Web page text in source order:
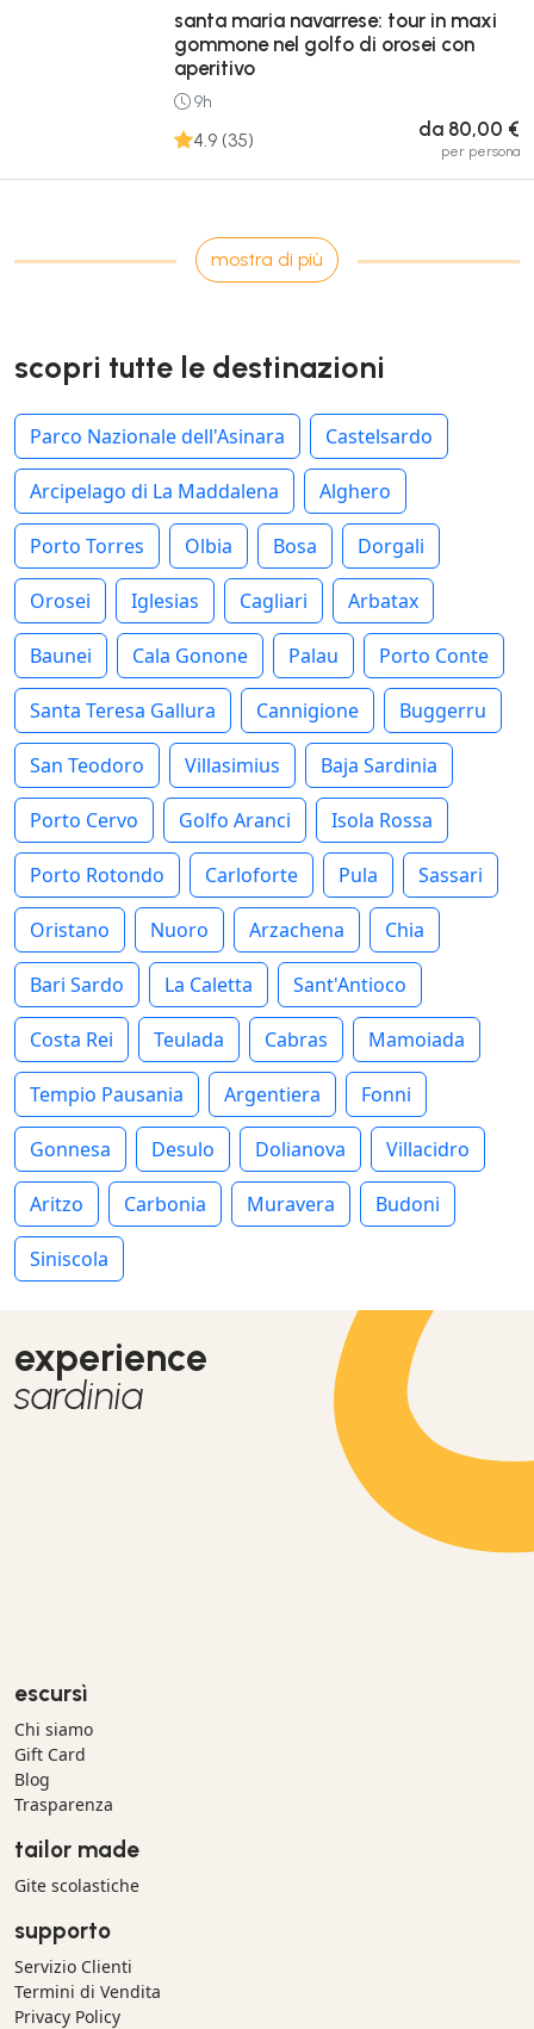
santa maria navarrese: tour in maxi
gommone nel golfo di orosei con
aperitivo
9h
4.9 (35) da 80,00 €
per persona
mostra di più
scopri tutte le destinazioni
Parco Nazionale dell'Asinara Castelsardo
Arcipelago di La Maddalena Alghero
Porto Torres Olbia Bosa Dorgali
Orosei Iglesias Cagliari Arbatax
Baunei Cala Gonone Palau Porto Conte
Santa Teresa Gallura Cannigione Buggerru
San Teodoro Villasimius Baja Sardinia
Porto Cervo Golfo Aranci Isola Rossa
Porto Rotondo Carloforte Pula Sassari
Oristano Nuoro Arzachena Chia
Bari Sardo La Caletta Sant'Antioco
Costa Rei Teulada Cabras Mamoiada
Tempio Pausania Argentiera Fonni
Gonnesa Desulo Dolianova Villacidro
Aritzo Carbonia Muravera Budoni
Siniscola
experience
sardinia
escursì
Chi siamo
Gift Card
Blog
Trasparenza
tailor made
Gite scolastiche
supporto
Servizio Clienti
Termini di Vendita
Privacy Policy